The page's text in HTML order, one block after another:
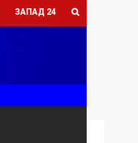
ЗАПАД 24